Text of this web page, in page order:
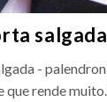
salgada
-
que rende